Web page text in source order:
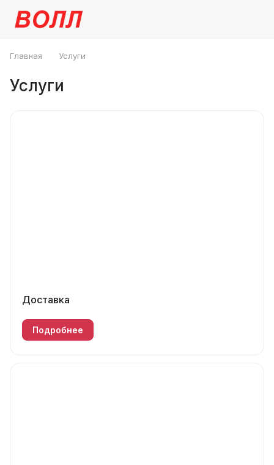
Главная Услуги
Услуги
Доставка
Подробнее